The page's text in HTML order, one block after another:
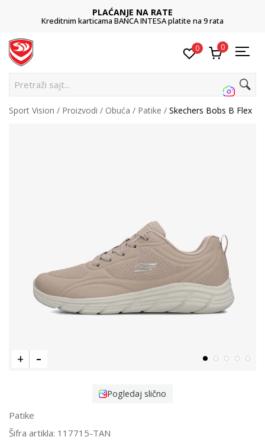
PLAĆANJE NA RATE
Kreditnim karticama BANCA INTESA platite na 9 rata
0 0
Pretraži sajt...
Sport Vision Proizvodi Obuća Patike Skechers Bobs B Flex
Pogledaj slično
Patike
Šifra artikla: 117715-TAN